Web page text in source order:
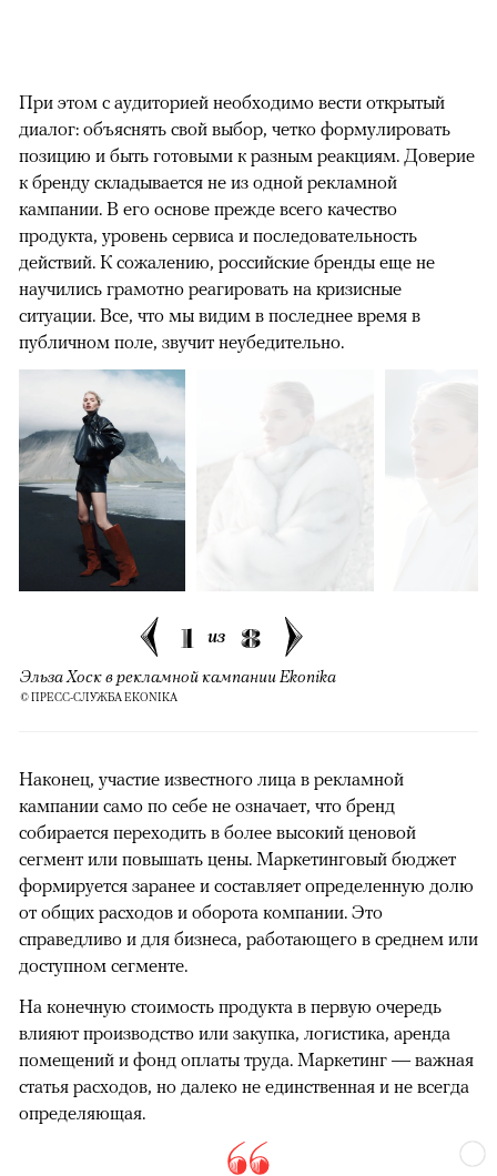
При этом с аудиторией необходимо вести открытый
диалог: объяснять свой выбор, четко формулировать
позицию и быть готовыми к разным реакциям. Доверие
к бренду складывается не из одной рекламной
кампании. В его основе прежде всего качество
продукта, уровень сервиса и последовательность
действий. К сожалению, российские бренды еще не
научились грамотно реагировать на кризисные
ситуации. Все, что мы видим в последнее время в
публичном поле, звучит неубедительно.
1 из 8
Эльза Хоск в рекламной кампании Ekonika
© ПРЕСС-СЛУЖБА EKONIKA
Наконец, участие известного лица в рекламной
кампании само по себе не означает, что бренд
собирается переходить в более высокий ценовой
сегмент или повышать цены. Маркетинговый бюджет
формируется заранее и составляет определенную долю
от общих расходов и оборота компании. Это
справедливо и для бизнеса, работающего в среднем или
доступном сегменте.
На конечную стоимость продукта в первую очередь
влияют производство или закупка, логистика, аренда
помещений и фонд оплаты труда. Маркетинг — важная
статья расходов, но далеко не единственная и не всегда
определяющая.